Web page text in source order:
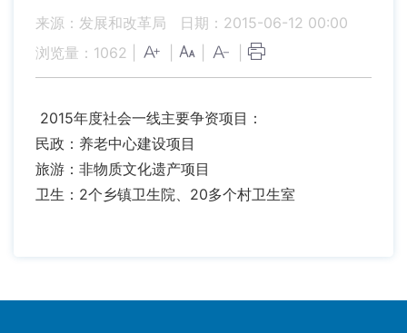
来源：发展和改革局
日期：2015-06-12 00:00
浏览量： 1062
2015年度社会一线主要争资项目：
民政：养老中心建设项目
旅游：非物质文化遗产项目
卫生：2个乡镇卫生院、20多个村卫生室